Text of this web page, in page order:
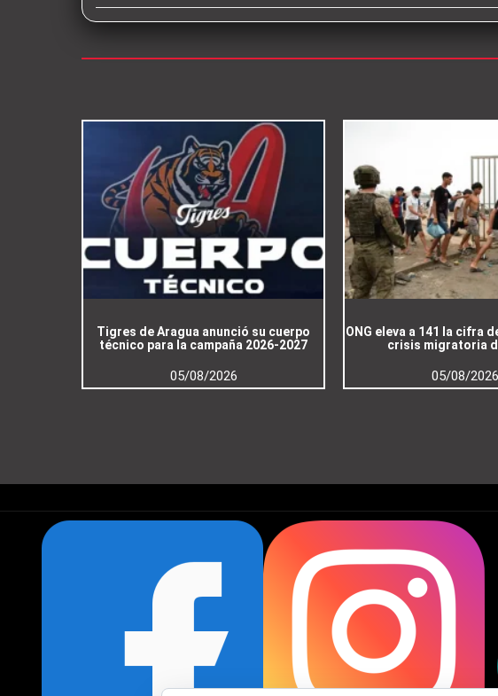
Tigres de Aragua anunció su cuerpo
técnico para la campaña 2026-2027
05/08/2026
ONG eleva a 141 la cifra
crisis migratoria
05/08/2026